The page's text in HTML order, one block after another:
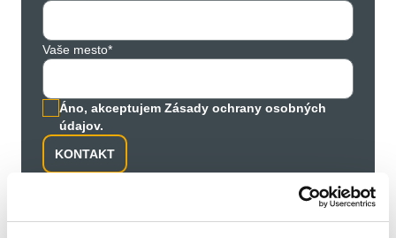
Vaše mesto*
Áno, akceptujem Zásady ochrany osobných
údajov.
KONTAKT